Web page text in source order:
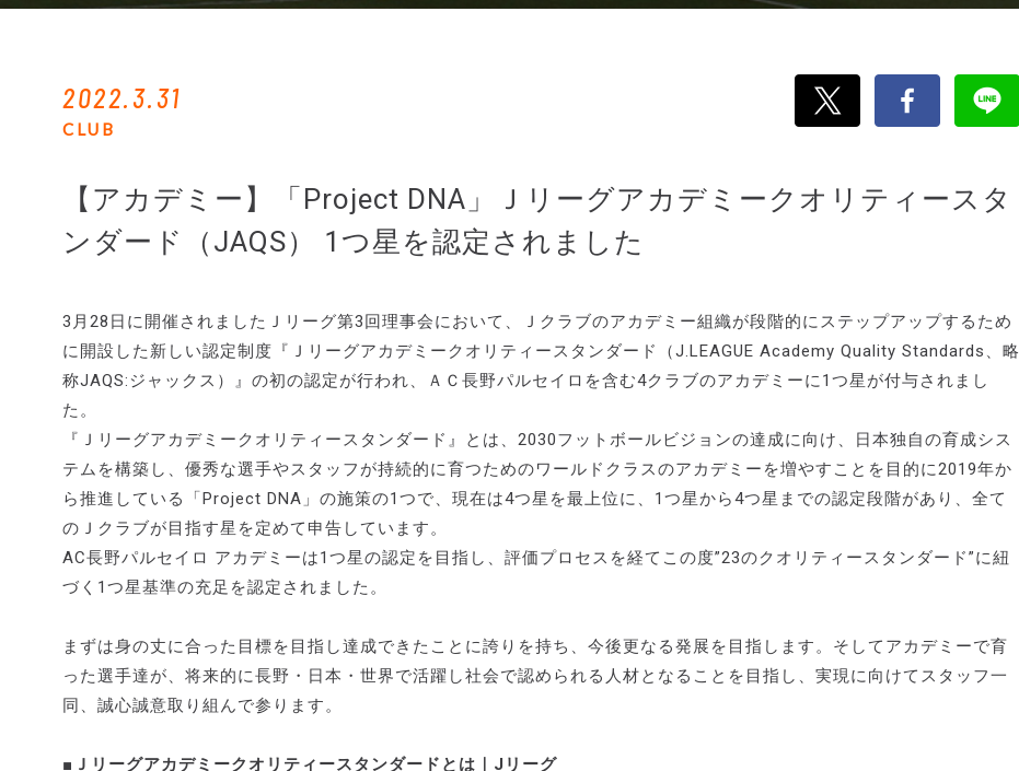
2022.3.31
CLUB
【アカデミー】「Project DNA」Ｊリーグアカデミークオリティースタ
ンダード（JAQS） 1つ星を認定されました
3月28日に開催されましたＪリーグ第3回理事会において、Ｊクラブのアカデミー組織が段階的にステップアップするため
に開設した新しい認定制度『Ｊリーグアカデミークオリティースタンダード（J.LEAGUE Academy Quality Standards、略
称JAQS:ジャックス）』の初の認定が行われ、ＡＣ長野パルセイロを含む4クラブのアカデミーに1つ星が付与されまし
た。
『Ｊリーグアカデミークオリティースタンダード』とは、2030フットボールビジョンの達成に向け、日本独自の育成シス
テムを構築し、優秀な選手やスタッフが持続的に育つためのワールドクラスのアカデミーを増やすことを目的に2019年か
ら推進している「Project DNA」の施策の1つで、現在は4つ星を最上位に、1つ星から4つ星までの認定段階があり、全て
のＪクラブが目指す星を定めて申告しています。
AC長野パルセイロ アカデミーは1つ星の認定を目指し、評価プロセスを経てこの度”23のクオリティースタンダード”に紐
づく1つ星基準の充足を認定されました。
まずは身の丈に合った目標を目指し達成できたことに誇りを持ち、今後更なる発展を目指します。そしてアカデミーで育
った選手達が、将来的に長野・日本・世界で活躍し社会で認められる人材となることを目指し、実現に向けてスタッフ一
同、誠心誠意取り組んで参ります。
■Ｊリーグアカデミークオリティースタンダードとは｜Jリーグ